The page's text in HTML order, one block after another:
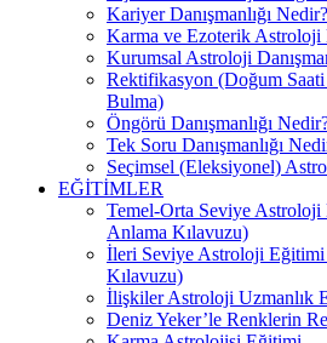
Kariyer Danışmanlığı Nedir?
Karma ve Ezoterik Astroloji
Kurumsal Astroloji
Rektifikasyon (Doğum
Bulma)
Öngörü Danışmanlığı
Tek Soru Danışmanlığı
Seçimsel (Eleksiyonel)
EĞİTİMLER
Temel-Orta Seviye
Anlama Kılavuzu)
İleri Seviye Astroloji
Kılavuzu)
İlişkiler Astroloji Uzmanlık
Deniz Yeker’le Renklerin